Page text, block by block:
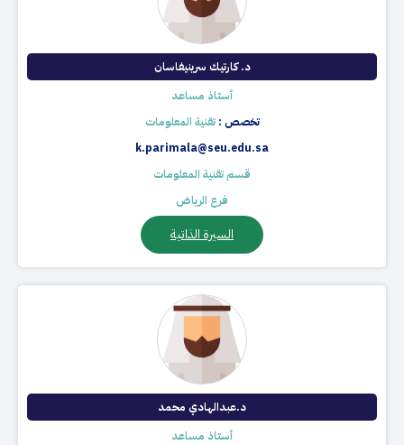
د. كارتيك سرينيفاسان​
أستاذ مساعد
تخصص :تقنية المعلومات
k.parimala@seu.edu.sa
قسم تقنية المعلومات
فرع الرياض
السيرة الذاتية
د.عبدالهادي محمد​
أستاذ مساعد